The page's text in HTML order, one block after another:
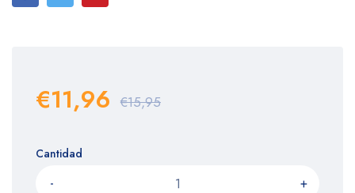
€11,96 €15,95
Cantidad
- +